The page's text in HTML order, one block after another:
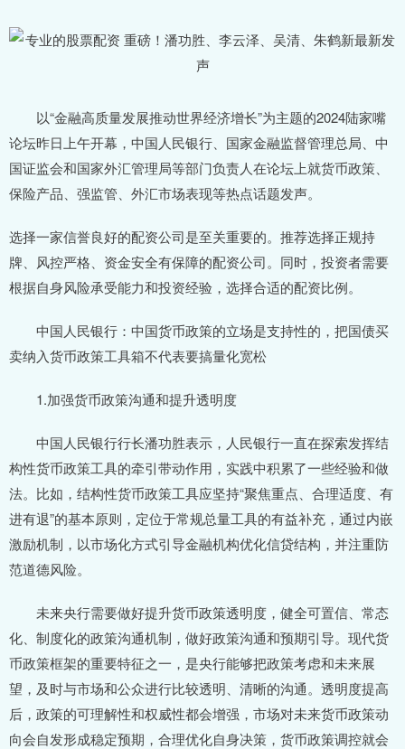
以“金融高质量发展推动世界经济增长”为主题的2024陆家嘴
论坛昨日上午开幕，中国人民银行、国家金融监督管理总局、中
国证监会和国家外汇管理局等部门负责人在论坛上就货币政策、
保险产品、强监管、外汇市场表现等热点话题发声。
选择一家信誉良好的配资公司是至关重要的。推荐选择正规持
牌、风控严格、资金安全有保障的配资公司。同时，投资者需要
根据自身风险承受能力和投资经验，选择合适的配资比例。
中国人民银行：中国货币政策的立场是支持性的，把国债买
卖纳入货币政策工具箱不代表要搞量化宽松
1.加强货币政策沟通和提升透明度
中国人民银行行长潘功胜表示，人民银行一直在探索发挥结
构性货币政策工具的牵引带动作用，实践中积累了一些经验和做
法。比如，结构性货币政策工具应坚持“聚焦重点、合理适度、有
进有退”的基本原则，定位于常规总量工具的有益补充，通过内嵌
激励机制，以市场化方式引导金融机构优化信贷结构，并注重防
范道德风险。
未来央行需要做好提升货币政策透明度，健全可置信、常态
化、制度化的政策沟通机制，做好政策沟通和预期引导。现代货
币政策框架的重要特征之一，是央行能够把政策考虑和未来展
望，及时与市场和公众进行比较透明、清晰的沟通。透明度提高
后，政策的可理解性和权威性都会增强，市场对未来货币政策动
向会自发形成稳定预期，合理优化自身决策，货币政策调控就会